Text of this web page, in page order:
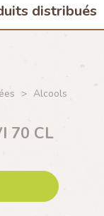
distribués
> Alcools
70 CL